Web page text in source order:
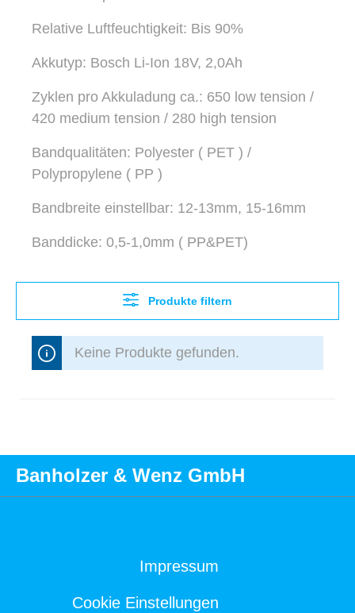
Relative Luftfeuchtigkeit: Bis 90%
Akkutyp: Bosch Li-Ion 18V, 2,0Ah
Zyklen pro Akkuladung ca.: 650 low tension /
420 medium tension / 280 high tension
Bandqualitäten: Polyester ( PET ) /
Polypropylene ( PP )
Bandbreite einstellbar: 12-13mm, 15-16mm
Banddicke: 0,5-1,0mm ( PP&PET)
Produkte filtern
Keine Produkte gefunden.
Banholzer & Wenz GmbH
Impressum
Cookie Einstellungen